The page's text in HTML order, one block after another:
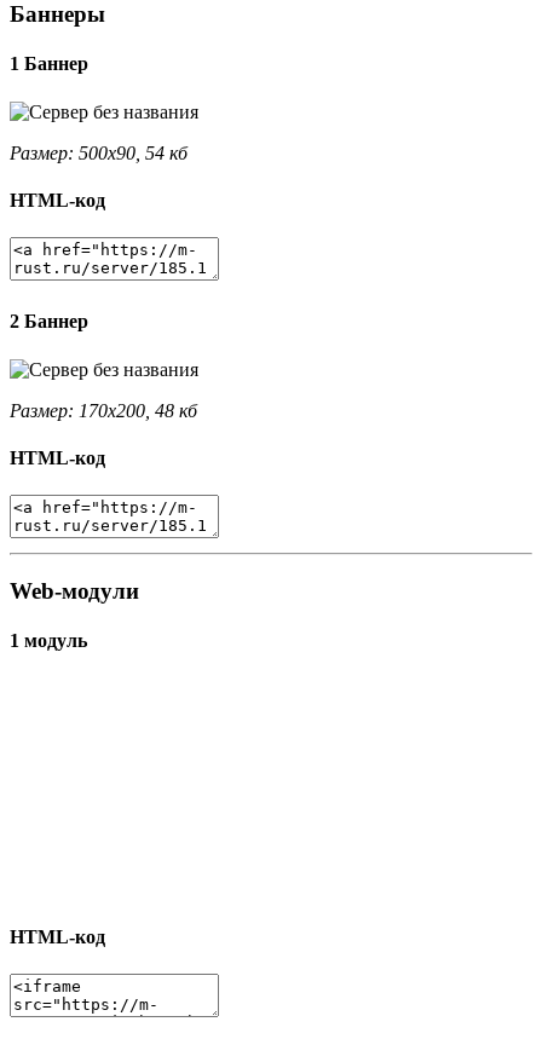
Баннеры
1 Баннер
Размер: 500x90, 54 кб
HTML-код
2 Баннер
Размер: 170x200, 48 кб
HTML-код
Web-модули
1 модуль
HTML-код